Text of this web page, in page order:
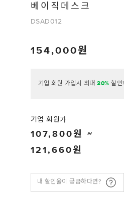
베이직데스크
DSAD012
154,000
기업 회원 가입시 최대 30% 할인!
기업 회원가
107,800
121,660
내 할인율이 궁금하다면?